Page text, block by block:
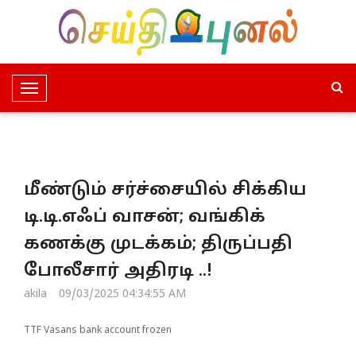
T
o
e
a
v
i
a
மீண்டும் சர்ச்சையில் சிக்கிய
டி.டி.எஃப் வாசன்; வங்கிக்
கணக்கு முடக்கம்; திருப்பதி
போலீசார் அதிரடி ..!
akila 09/03/2025 04:34:55 AM
TTF Vasans bank account frozen